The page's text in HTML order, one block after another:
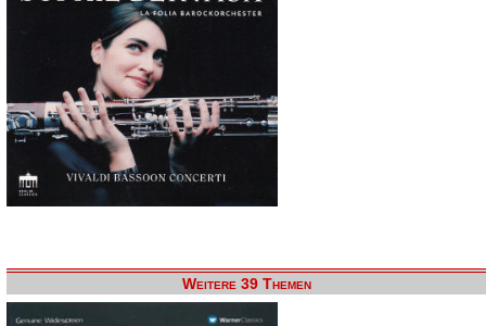
Weitere 39 Themen